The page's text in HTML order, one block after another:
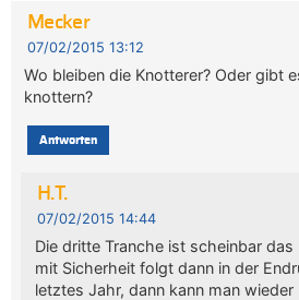
Mecker
07/02/2015 13:12
Wo bleiben die Knotterer? Oder gibt
knottern?
Antworten
H.T.
07/02/2015 14:44
Die dritte Tranche ist scheinbar
mit Sicherheit folgt dann in der
letztes Jahr, dann kann man